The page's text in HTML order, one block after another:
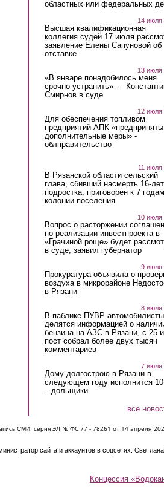
областных или федеральных
14 июля
Высшая квалификационная
коллегия судей 17 июля
заявление Елены Сапуновой об
отставке
13 июля
«В январе понадобилось меня
срочно устранить» —
Смирнов в суде
12 июля
Для обеспечения топливом
предприятий АПК «предприняты
дополнительные меры» -
облправительство
11 июля
В Рязанской области сельский
глава, сбивший насмерть 16-
подростка, приговорен к 7 годам
колонии-поселения
10 июля
Вопрос о расторжении
по реализации инвестпроекта в
«Грачиной роще» будет
в суде, заявил губернатор
9 июля
Прокуратура объявила о
воздуха в микрорайоне
в Рязани
8 июля
В паблике ПУВР автомобилисты
делятся информацией о
бензина на АЗС в Рязани, с 25
пост собрал более двух тысяч
комментариев
7 июля
Дому-долгострою в Рязани в
следующем году исполнится
– дольщики
все
СМИ: серия ЭЛ № ФС 77 - 78261 от 14 апреля
сайта и аккаунтов в соцсетях: Светлана
Концессия